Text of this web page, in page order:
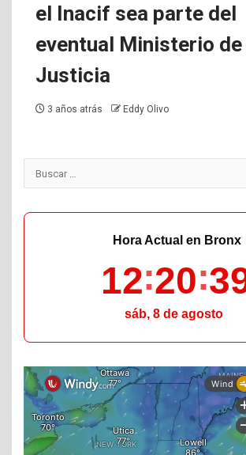
el Inacif sea parte del
eventual Ministerio de
Justicia
3 años atrás Eddy Olivo
Buscar:
Hora Actual en Bronx
12 20
sáb, 8 de agosto